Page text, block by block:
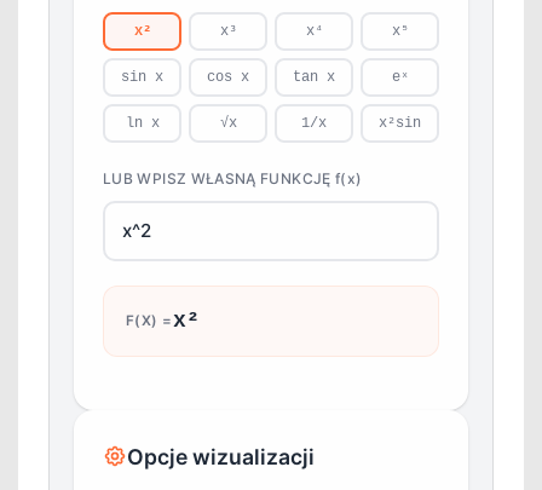
x² x³ x⁴ x⁵
sin x cos x tan x eˣ
ln x √x 1/x x²sin
LUB WPISZ WŁASNĄ FUNKCJĘ f(x)
F(X) =x²
Opcje wizualizacji